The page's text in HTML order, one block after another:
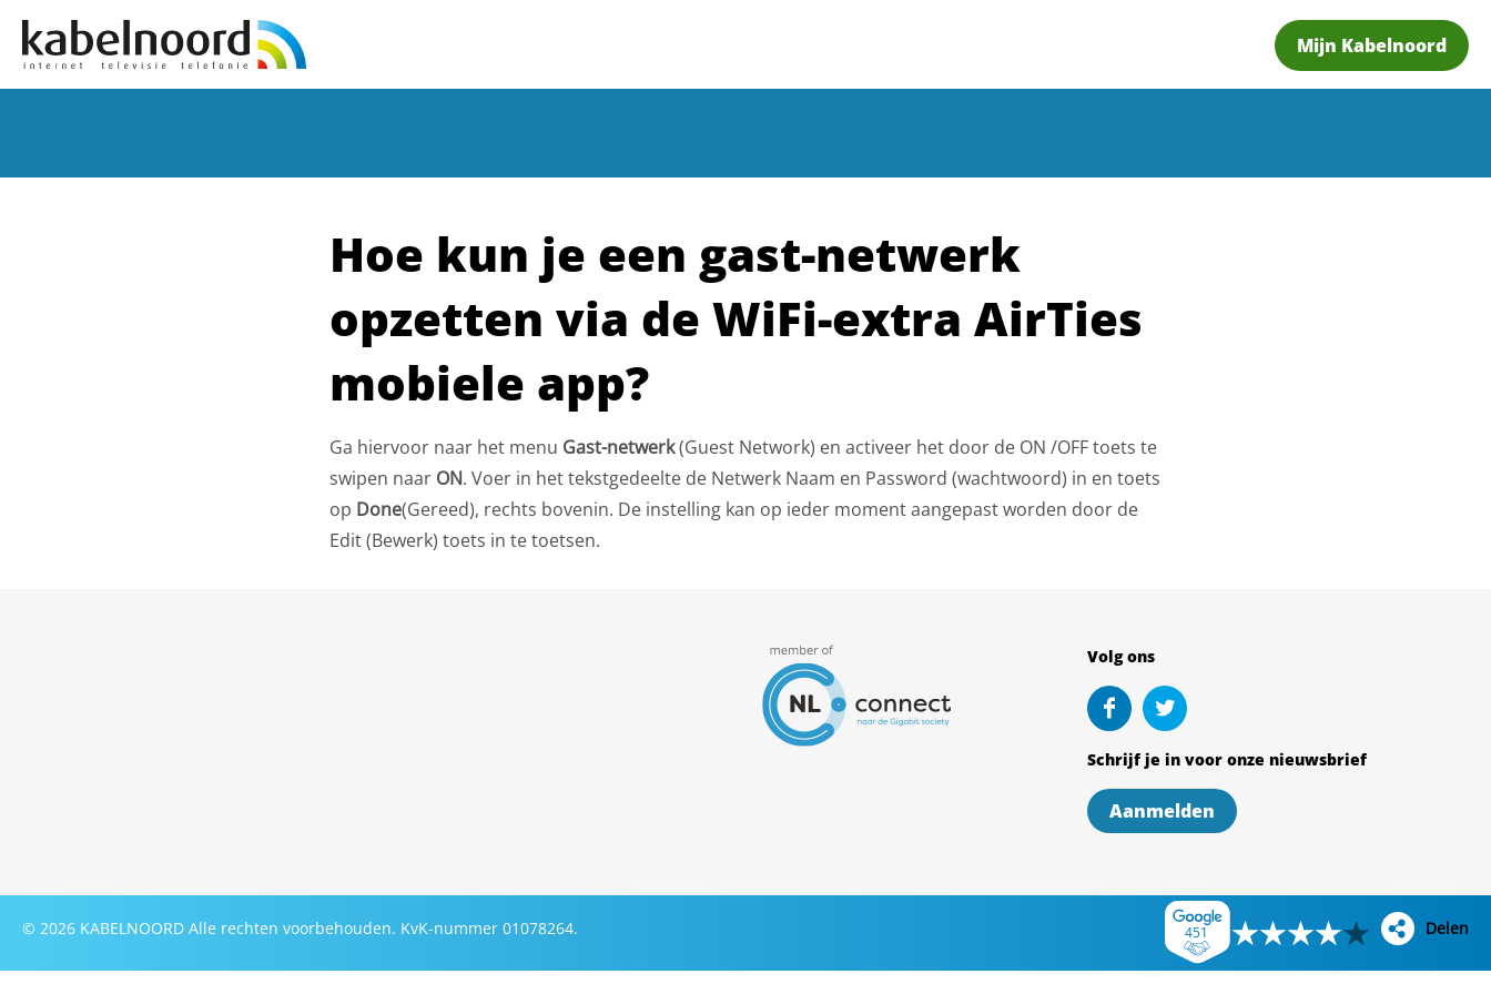
Mijn Kabelnoord
Hoe kun je een gast-netwerk
opzetten via de WiFi-extra AirTies
mobiele app?
Ga hiervoor naar het menu Gast-netwerk(Guest Network) en activeer het door de ON /OFF toets te
swipen naar ON. Voer in het tekstgedeelte de Netwerk Naam en Password (wachtwoord) in en toets
op Done(Gereed), rechts bovenin. De instelling kan op ieder moment aangepast worden door de
Edit (Bewerk) toets in te toetsen.
Volg ons
Schrijf je in voor onze nieuwsbrief
Aanmelden
© 2026 KABELNOORD Alle rechten voorbehouden. KvK-nummer 01078264. Delen
451